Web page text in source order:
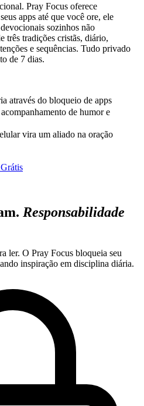
Pray Focus oferece
apps até que você ore, ele
sozinhos não
três tradições cristãs, diário,
e sequências. Tudo privado
de 7 dias.
através do bloqueio de apps
de humor e
vira um aliado na oração
Responsabilidade
ler. O Pray Focus bloqueia seu
inspiração em disciplina diária.